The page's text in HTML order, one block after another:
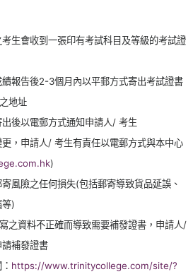
生會收到一張印有考試科目及等級的考試證
報告後2-3個月內以平郵方式寄出考試證書
地址
後以電郵方式通知申請人/ 考生
， 申請人/ 考生有責任以電郵方式與本中心
)
風險之任何損失(包括郵寄導致貨品延誤、
等)
之資料不正確而導致需要補發證書， 申請人/
補發證書
https://www.trinitycollege.com/site/?